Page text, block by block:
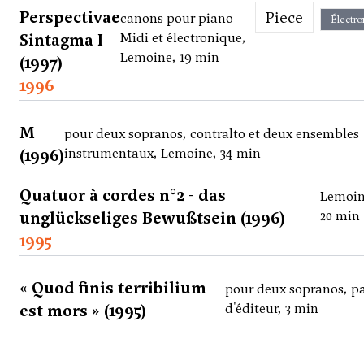
Perspectivae
Sintagma I
(1997)
canons pour piano
Midi et électronique,
Lemoine, 19 min
Piece
1996
M
(1996)
pour deux sopranos, contralto et deux ensembles
instrumentaux, Lemoine, 34 min
Quatuor à cordes n°2 - das
unglückseliges Bewußtsein (1996)
20 min
1995
« Quod finis terribilium
est mors » (1995)
pour deux sopranos,
d'éditeur, 3 min